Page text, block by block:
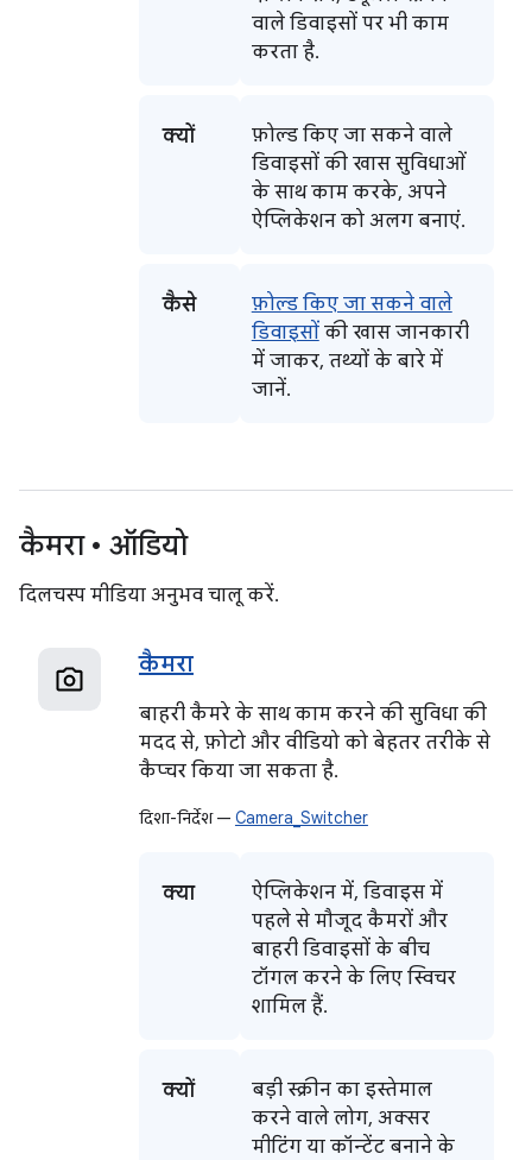
वाले डिवाइसों पर भी काम
करता है.
क्यों
फ़ोल्ड किए जा सकने वाले
डिवाइसों की खास सुविधाओं
के साथ काम करके, अपने
ऐप्लिकेशन को अलग बनाएं.
कैसे
फ़ोल्ड किए जा सकने वाले
डिवाइसोंकी खास जानकारी
में जाकर, तथ्यों के बारे में
जानें.
कैमरा • ऑडियो
दिलचस्प मीडिया अनुभव चालू करें.
कैमरा
बाहरी कैमरे के साथ काम करने की सुविधा की
मदद से, फ़ोटो और वीडियो को बेहतर तरीके से
कैप्चर किया जा सकता है.
दिशा-निर्देश — Camera_Switcher
क्या
ऐप्लिकेशन में, डिवाइस में
पहले से मौजूद कैमरों और
बाहरी डिवाइसों के बीच
टॉगल करने के लिए स्विचर
शामिल हैं.
क्यों
बड़ी स्क्रीन का इस्तेमाल
करने वाले लोग, अक्सर
मीटिंग या कॉन्टेंट बनाने के